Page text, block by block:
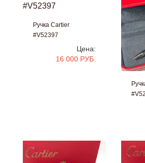
Ручка Cartier
#V52397
Цена:
16 000 РУБ.